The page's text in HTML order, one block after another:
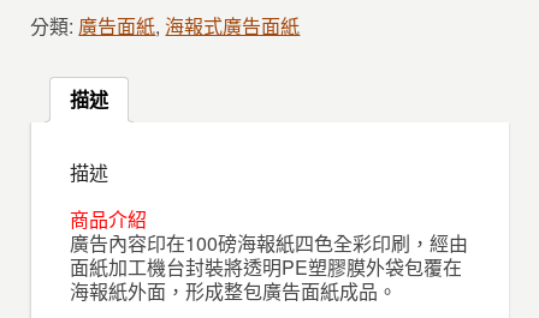
分類: 廣告面紙, 海報式廣告面紙
描述
描述
商品介紹
廣告內容印在100磅海報紙四色全彩印刷，經由
面紙加工機台封裝將透明PE塑膠膜外袋包覆在
海報紙外面，形成整包廣告面紙成品。